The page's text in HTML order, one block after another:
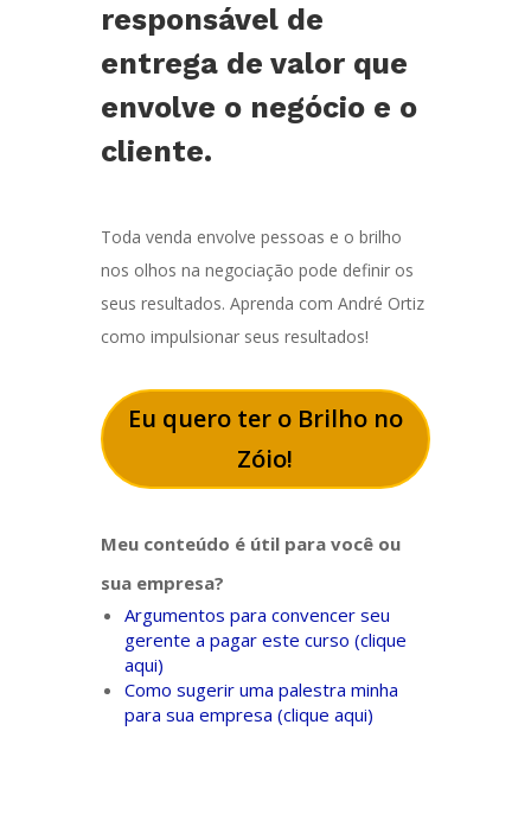
responsável de
entrega de valor que
envolve o negócio e o
cliente.
Toda venda envolve pessoas e o brilho
nos olhos na negociação pode definir os
seus resultados. Aprenda com André Ortiz
como impulsionar seus resultados!
Eu quero ter o Brilho no
Zóio!
Meu conteúdo é útil para você ou
sua empresa?
Argumentos para convencer seu
gerente a pagar este curso (clique
aqui)
Como sugerir uma palestra minha
para sua empresa (clique aqui)